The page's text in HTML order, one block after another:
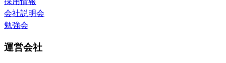
会社説明会
勉強会
運営会社